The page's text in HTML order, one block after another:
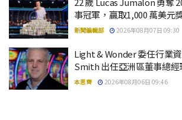
事冠軍，贏取1,000 萬美元
新聞編輯部 2026年08月07日 09:30
Light & Wonder 委任行業
Smith 出任亞洲區董事總經
本思齊 2026年08月06日 09:46